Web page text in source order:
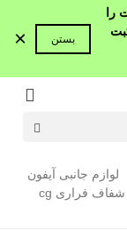
بستن ×
لوازم جانبی آیفون
قاب کریستالی ایفون 13 / 14 شفاف فراری cg